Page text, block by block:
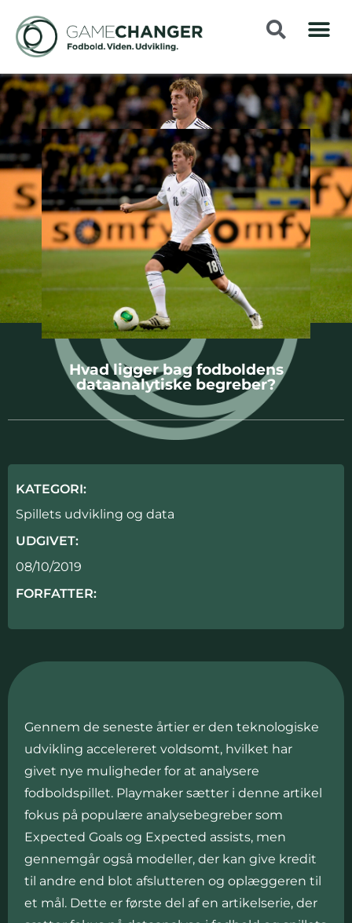
Hvad ligger bag fodboldens
dataanalytiske begreber?
Gennem de seneste årtier er den teknologiske
udvikling accelereret voldsomt, hvilket har
givet nye muligheder for at analysere
fodboldspillet. Playmaker sætter i denne artikel
fokus på populære analysebegreber som
Expected Goals og Expected assists, men
gennemgår også modeller, der kan give kredit
til andre end blot afslutteren og oplæggeren til
et mål. Dette er første del af en artikelserie, der
KATEGORI:
Spillets udvikling og data
UDGIVET:
08/10/2019
FORFATTER: